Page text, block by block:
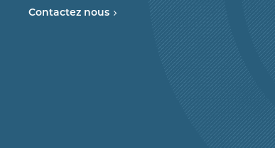
Contactez nous